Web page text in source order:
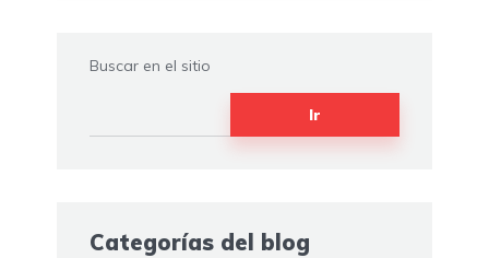
Buscar en el sitio
Ir
Categorías del blog